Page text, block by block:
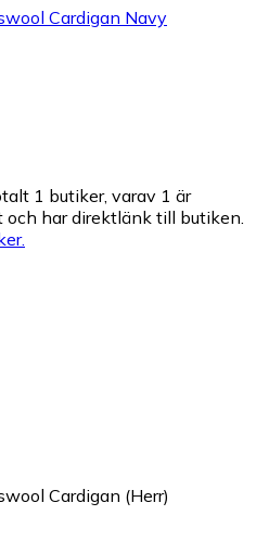
Cardigan Navy
1 butiker, varav 1 är
har direktlänk till butiken.
Cardigan (Herr)